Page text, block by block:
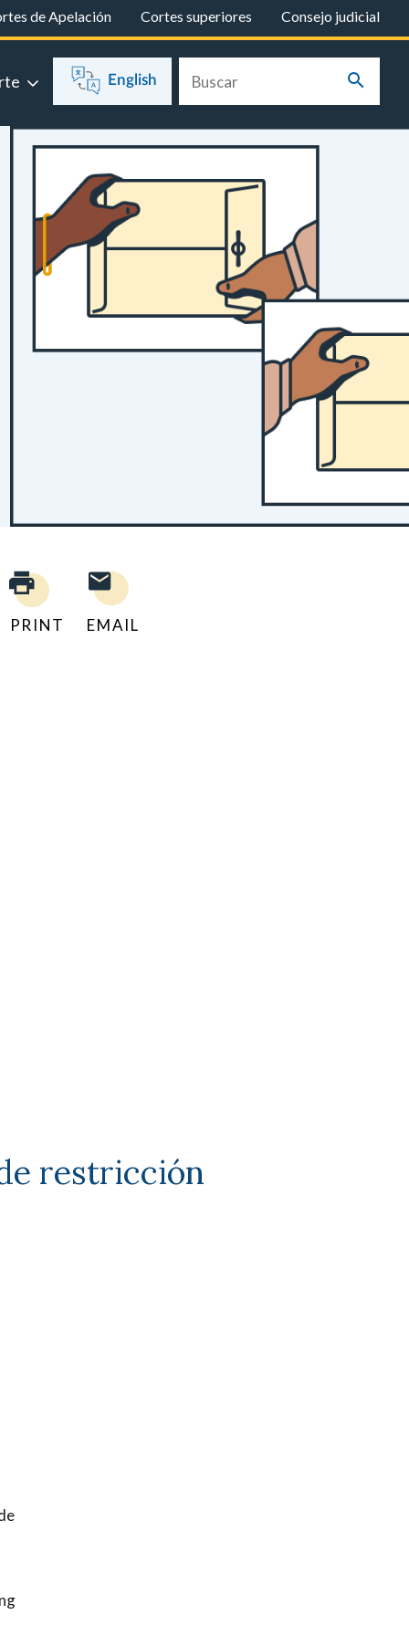
de Apelación Cortes superiores Consejo judicial
English
PRINT EMAIL
restricción